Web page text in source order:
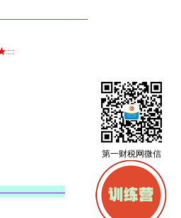
::::
————————
第一财税网微信